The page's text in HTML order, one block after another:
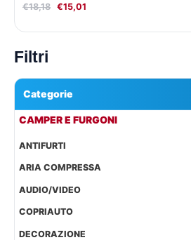
Filtri
Categorie
CAMPER E FURGONI
ANTIFURTI
ARIA COMPRESSA
AUDIO/VIDEO
COPRIAUTO
DECORAZIONE
€18,18 €15,01